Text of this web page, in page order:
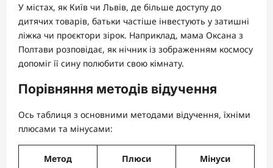
У містах, як Київ чи Львів, де більше доступу до
дитячих товарів, батьки частіше інвестують у затишні
ліжка чи проєктори зірок. Наприклад, мама Оксана з
Полтави розповідає, як нічник із зображенням космосу
допоміг її сину полюбити свою кімнату.
Порівняння методів відучення
Ось таблиця з основними методами відучення, їхніми
плюсами та мінусами:
Метод Плюси Мінуси